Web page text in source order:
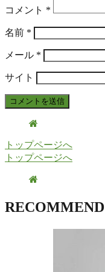
コメント *
名前 *
メール *
サイト
トップページへ
トップページへ
RECOMMEND